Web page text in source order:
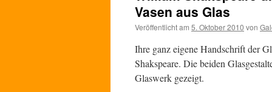
Vasen aus Glas
Veröffentlicht am 5. Oktober 2010 von
Ihre ganz eigene Handschrift der
Shakspeare. Die beiden
Glaswerk gezeigt.